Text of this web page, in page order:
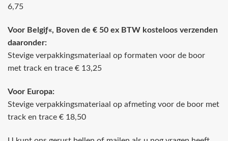
6,75
Voor Belgiƒ«, Boven de € 50 ex BTW kosteloos verzenden
daaronder:
Stevige verpakkingsmateriaal op formaten voor de boor
met track en trace € 13,25
Voor Europa:
Stevige verpakkingsmateriaal op afmeting voor de boor met
track en trace € 18,50